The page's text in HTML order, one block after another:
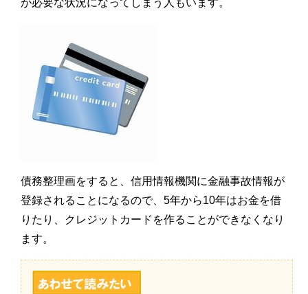
が必要な状況になってしまう人もいます。
債務整理画をすると、信用情報機関に金融事故情報が
登録されることになるので、5年から10年はお金を借
りたり、クレジットカードを作ることができなくなり
ます。